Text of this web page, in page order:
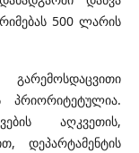
500 ლარის
პრიორიტეტულია.
აღკვეთის,
დეპარტამენტის